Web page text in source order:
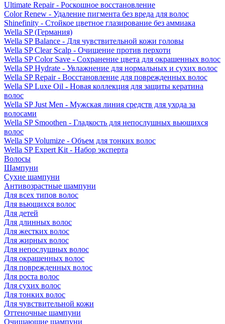
Ultimate Repair - Роскошное восстановление
Color Renew - Удаление пигмента без вреда для волос
Shinefinity - Стойкое цветное глазирование без аммиака
Wella SP (Германия)
Wella SP Balance - Для чувствительной кожи головы
Wella SP Clear Scalp - Очищение против перхоти
Wella SP Color Save - Сохранение цвета для окрашенных волос
Wella SP Hydrate - Увлажнение для нормальных и сухих волос
Wella SP Repair - Восстановление для поврежденных волос
Wella SP Luxe Oil - Новая коллекция для защиты кератина
волос
Wella SP Just Men - Мужская линия средств для ухода за
волосами
Wella SP Smoothen - Гладкость для непослушных вьющихся
волос
Wella SP Volumize - Объем для тонких волос
Wella SP Expert Kit - Набор эксперта
Волосы
Шампуни
Сухие шампуни
Антивозрастные шампуни
Для всех типов волос
Для вьющихся волос
Для детей
Для длинных волос
Для жестких волос
Для жирных волос
Для непослушных волос
Для окрашенных волос
Для поврежденных волос
Для роста волос
Для сухих волос
Для тонких волос
Для чувствительной кожи
Оттеночные шампуни
Очищающие шампуни